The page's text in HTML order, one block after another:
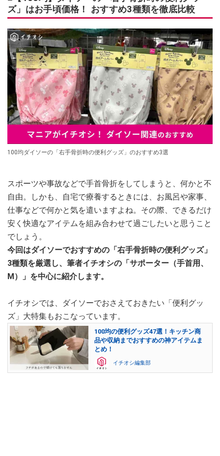
ズ」はお手頃価格！ おすすめ3種類を徹底比較
100均ダイソーの「右手骨折時の便利グッズ」のおすすめ3選
スポーツや事故などで手首骨折をしてしまうと、何かと不
自由。しかも、自宅で療養するときには、お風呂や家事、
仕事などで何かと気を遣いますよね。その際、できるだけ
安く快適なアイテムを組み合わせて過ごしたいと思うこと
でしょう。
今回はダイソーでおすすめの「右手骨折時の便利グッズ」
3種類を厳選し、筆者イチオシの「サポーター（手首用、
M）」を中心に紹介します。
イチオシでは、ダイソーでおさえておきたい「便利グッ
ズ」大特集もおこなっています。
100均の便利グッズ47選！キッチン商
品や収納までおすすめの神アイテムま
とめ！
イチオシ編集部